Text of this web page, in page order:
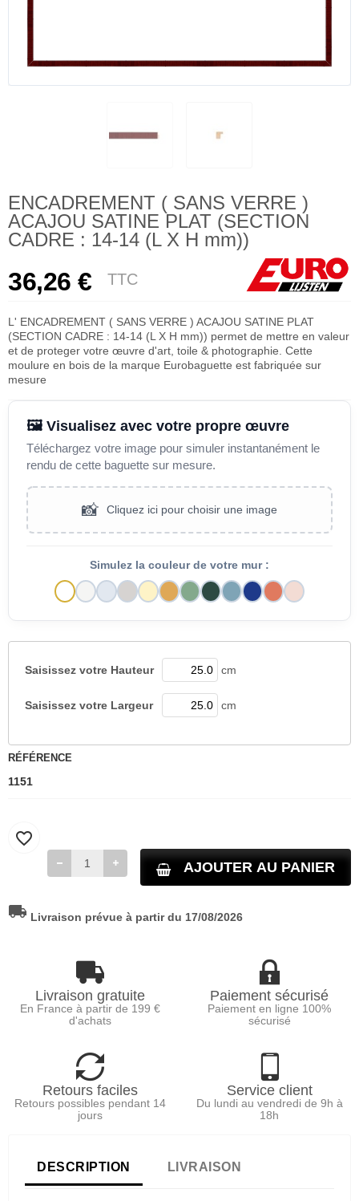
ENCADREMENT ( SANS VERRE )
ACAJOU SATINE PLAT (SECTION
CADRE : 14-14 (L X H mm))
36,26 € TTC
L' ENCADREMENT ( SANS VERRE ) ACAJOU SATINE PLAT
(SECTION CADRE : 14-14 (L X H mm)) permet de mettre en valeur
et de proteger votre œuvre d'art, toile & photographie. Cette
moulure en bois de la marque Eurobaguette est fabriquée sur
mesure
🖼️ Visualisez avec votre propre œuvre
Téléchargez votre image pour simuler instantanément le
rendu de cette baguette sur mesure.
📸 Cliquez ici pour choisir une image
Simulez la couleur de votre mur :
Saisissez votre Hauteur cm
Saisissez votre Largeur cm
RÉFÉRENCE
1151
AJOUTER AU PANIER
favorite_border
local_shipping Livraison prévue à partir du 17/08/2026
Livraison gratuite
En France à partir de 199 €
d'achats
Paiement sécurisé
Paiement en ligne 100%
sécurisé
Retours faciles
Retours possibles pendant 14
jours
Service client
Du lundi au vendredi de 9h à
18h
DESCRIPTION LIVRAISON